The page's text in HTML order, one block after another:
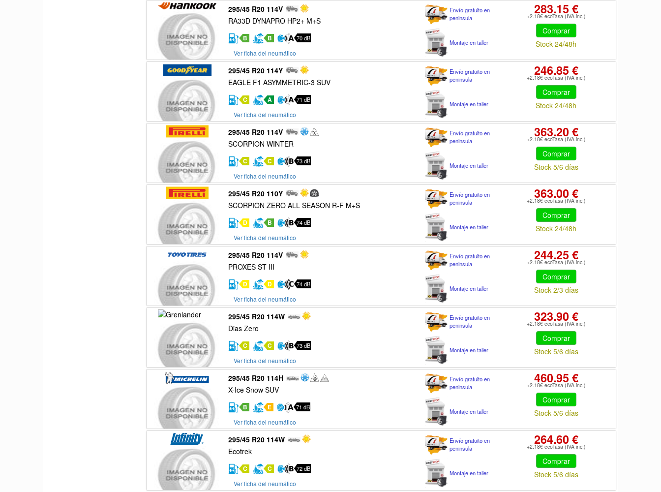
295/45 R20 114V
RA33D DYNAPRO HP2+ M+S
B B 70 dB
Ver ficha del neumático
Envío gratuito en
peninsula
Montaje en taller
283.15 €
+2.18€ ecoTasa (IVA inc.)
Comprar
Stock 24/48h
295/45 R20 114Y
EAGLE F1 ASYMMETRIC-3 SUV
C A 71 dB
Ver ficha del neumático
Envío gratuito en
peninsula
Montaje en taller
246.85 €
+2.18€ ecoTasa (IVA inc.)
Comprar
Stock 24/48h
295/45 R20 114V
SCORPION WINTER
C C 73 dB
Ver ficha del neumático
Envío gratuito en
peninsula
Montaje en taller
363.20 €
+2.18€ ecoTasa (IVA inc.)
Comprar
Stock 5/6 días
295/45 R20 110Y
SCORPION ZERO ALL SEASON R-F M+S
D B 74 dB
Ver ficha del neumático
Envío gratuito en
peninsula
Montaje en taller
363.00 €
+2.18€ ecoTasa (IVA inc.)
Comprar
Stock 24/48h
295/45 R20 114V
PROXES ST III
D D 74 dB
Ver ficha del neumático
Envío gratuito en
peninsula
Montaje en taller
244.25 €
+2.18€ ecoTasa (IVA inc.)
Comprar
Stock 2/3 días
295/45 R20 114W
Dias Zero
C C 73 dB
Ver ficha del neumático
Envío gratuito en
peninsula
Montaje en taller
323.90 €
+2.18€ ecoTasa (IVA inc.)
Comprar
Stock 5/6 días
295/45 R20 114H
X-Ice Snow SUV
B E 71 dB
Ver ficha del neumático
Envío gratuito en
peninsula
Montaje en taller
460.95 €
+2.18€ ecoTasa (IVA inc.)
Comprar
Stock 5/6 días
295/45 R20 114W
Ecotrek
C C 72 dB
Ver ficha del neumático
Envío gratuito en
peninsula
Montaje en taller
264.60 €
+2.18€ ecoTasa (IVA inc.)
Comprar
Stock 5/6 días